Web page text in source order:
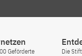
Geförderte Die